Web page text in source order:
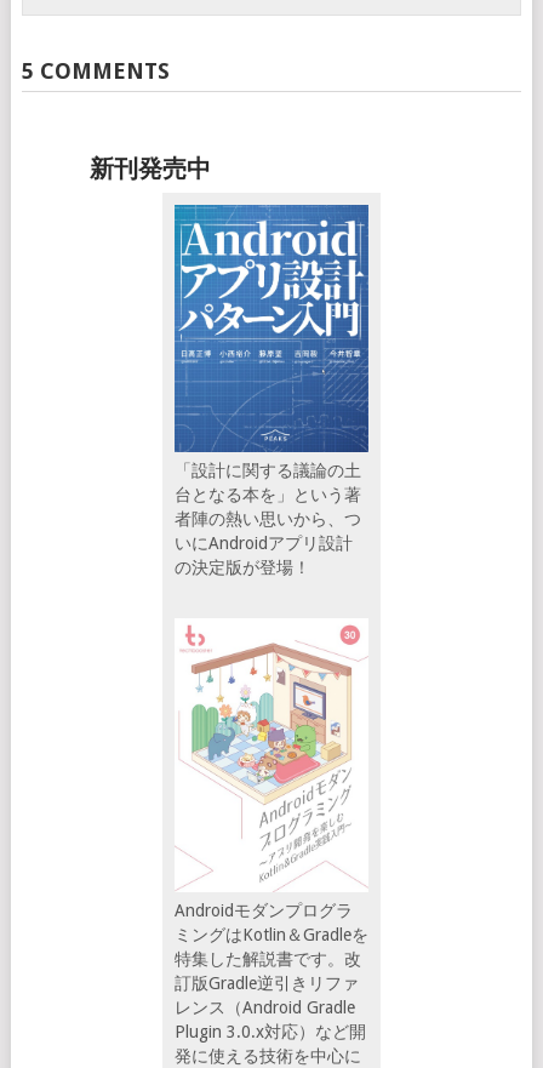
5 COMMENTS
新刊発売中
「設計に関する議論の土
台となる本を」という著
者陣の熱い思いから、つ
いにAndroidアプリ設計
の決定版が登場！
Androidモダンプログラ
ミングはKotlin＆Gradleを
特集した解説書です。改
訂版Gradle逆引きリファ
レンス（Android Gradle
Plugin 3.0.x対応）など開
発に使える技術を中心に